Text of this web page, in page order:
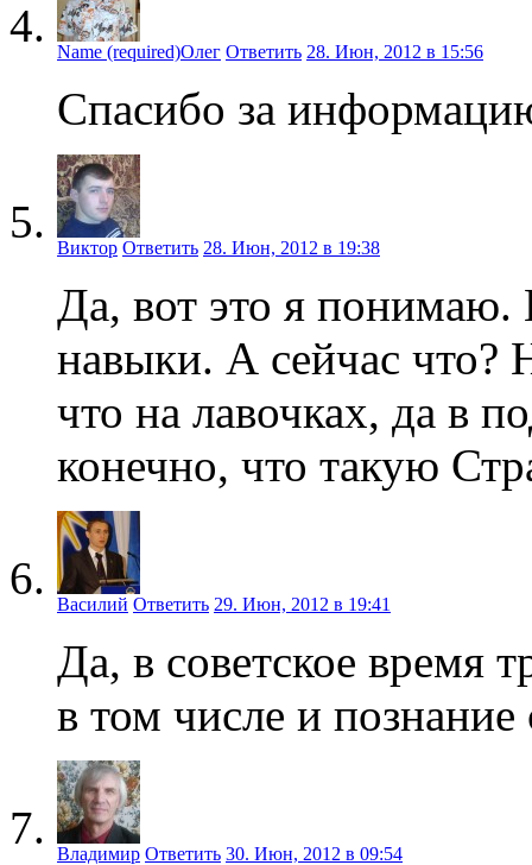
Name (required)Олег Ответить 28. Июн, 2012 в 15:56
Спасибо за
Виктор Ответить 28. Июн, 2012 в 19:38
Да, вот это я понимаю.
навыки. А сейчас что?
что на лавочках, да в
конечно, что такую
Василий Ответить 29. Июн, 2012 в 19:41
Да, в советское время
в том числе и
Владимир Ответить 30. Июн, 2012 в 09:54